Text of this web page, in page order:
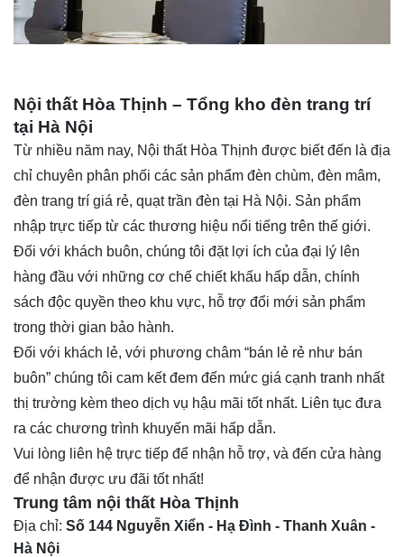
Nội thất Hòa Thịnh – Tổng kho đèn trang trí
tại Hà Nội
Từ nhiều năm nay, Nội thất Hòa Thịnh được biết đến là địa
chỉ chuyên phân phối các sản phẩm đèn chùm, đèn mâm,
đèn trang trí giá rẻ, quạt trần đèn tại Hà Nội. Sản phẩm
nhập trực tiếp từ các thương hiệu nổi tiếng trên thế giới.
Đối với khách buôn, chúng tôi đặt lợi ích của đại lý lên
hàng đầu với những cơ chế chiết khấu hấp dẫn, chính
sách độc quyền theo khu vực, hỗ trợ đổi mới sản phẩm
trong thời gian bảo hành.
Đối với khách lẻ, với phương châm “bán lẻ rẻ như bán
buôn” chúng tôi cam kết đem đến mức giá cạnh tranh nhất
thị trường kèm theo dịch vụ hậu mãi tốt nhất. Liên tục đưa
ra các chương trình khuyến mãi hấp dẫn.
Vui lòng liên hệ trực tiếp để nhận hỗ trợ, và đến cửa hàng
để nhận được ưu đãi tốt nhất!
Trung tâm nội thất Hòa Thịnh
Địa chỉ: Số 144 Nguyễn Xiển - Hạ Đình - Thanh Xuân -
Hà Nội